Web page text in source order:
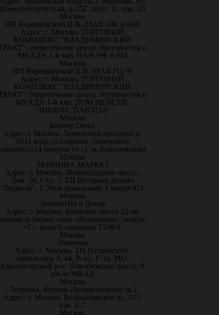
Коммунистическая, д. 25Г, корп. 11, пав. 20
Москва
ИП Верещинский В.В. (ПАВ.19Е и 6М)
Адрес: г. Москва, ТОРГОВЫЙ
КОМПЛЕКС "ВЛАДИМИРСКИЙ
(пересечение шоссе Энтузиастов и
МКАДА 1-й км), ПАВ.19Е и 6М
Москва
ИП Верещинский В.В. (ПАВ.П2-9)
Адрес: г. Москва, ТОРГОВЫЙ
КОМПЛЕКС "ВЛАДИМИРСКИЙ
(пересечение шоссе Энтузиастов и
МКАДА 1-й км), ДОМ МЕБЕЛИ,
ЛИНИЯ1, ПАВ.П2-9
Москва
Корнер Oboi1
Адрес: г. Москва, Ленинский проспект д.
70/11 вход со стороны Ленинского
(4 минуты от ст. м. Вавиловская)
Москва
ЛЕПНИНА МАРКЕТ
Адрес: г. Москва, Ленинградское шоссе,
Дом. 58, Стр. 7, ТЦ Интерьер дизайн
"Водный", 1 Этаж цокольный, Секция 021
Москва
ЛепниННа и Декор
Адрес: г. Москва, Киевское шоссе 22-ой
Бизнес парк «Румянцево», корпус
«Г», вход 9, павильон Г246/1
Москва
Лепнина
Адрес: г. Москва, ТЦ Петровский,
павильоны А-44, В-42, Г-34. МО,
Красногорский р-н, Новорижское шоссе, 9
км от МКАД
Москва
Лепнина, Фрески (Волоколамское ш.)
Адрес: г. Москва, Волоколамское ш., 103,
пав. Б-7
Москва